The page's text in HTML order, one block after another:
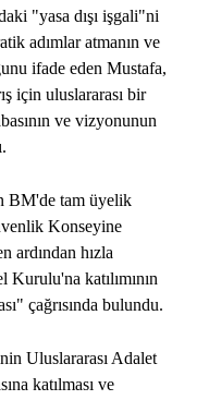
"yasa dışı işgali"ni
adımlar atmanın ve
ifade eden Mustafa,
için uluslararası bir
ve vizyonunun
BM'de tam üyelik
Konseyine
ardından hızla
katılımının
çağrısında bulundu.
Uluslararası Adalet
katılması ve